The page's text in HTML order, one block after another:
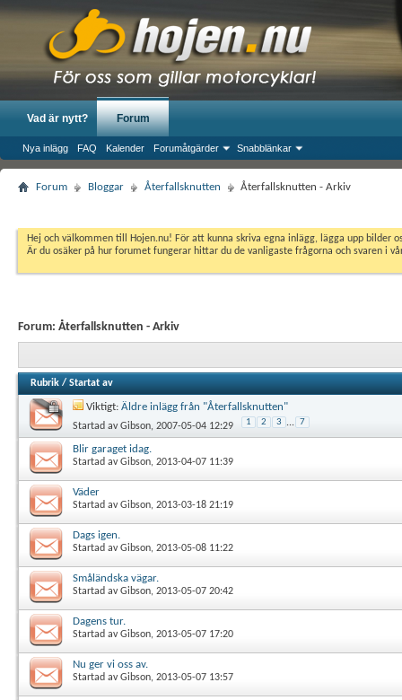
Vad är nytt? Forum
Nya inlägg FAQ Kalender Forumåtgärder Snabblänkar
Forum Bloggar Återfallsknutten Återfallsknutten - Arkiv
Hej och välkommen till Hojen.nu! För att kunna skriva egna inlägg, lägga upp
Är du osäker på hur forumet fungerar hittar du de vanligaste frågorna och svaren i
Forum: Återfallsknutten - Arkiv
Rubrik / Startat av
Viktigt: Äldre inlägg från "Återfallsknutten"
Startad avGibson, 2007-05-04 12:29 1 2 3 ... 7
Blir garaget idag.
Startad avGibson, 2013-04-07 11:39
Väder
Startad avGibson, 2013-03-18 21:19
Dags igen.
Startad avGibson, 2013-05-08 11:22
Småländska vägar.
Startad avGibson, 2013-05-07 20:42
Dagens tur.
Startad avGibson, 2013-05-07 17:20
Nu ger vi oss av.
Startad avGibson, 2013-05-07 13:57